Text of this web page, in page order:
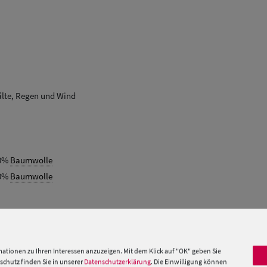
Regen und Wind
Baumwolle
Baumwolle
»
zu Ihren Interessen anzuzeigen. Mit dem Klick auf "OK" geben Sie
finden Sie in unserer Datenschutzerklärung. Die Einwilligung können